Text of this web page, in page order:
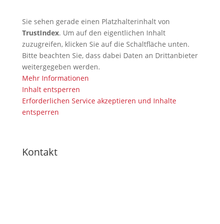
Sie sehen gerade einen Platzhalterinhalt von
TrustIndex. Um auf den eigentlichen Inhalt
zuzugreifen, klicken Sie auf die Schaltfläche unten.
Bitte beachten Sie, dass dabei Daten an Drittanbieter
weitergegeben werden.
Mehr Informationen
Inhalt entsperren
Erforderlichen Service akzeptieren und Inhalte
entsperren
Kontakt